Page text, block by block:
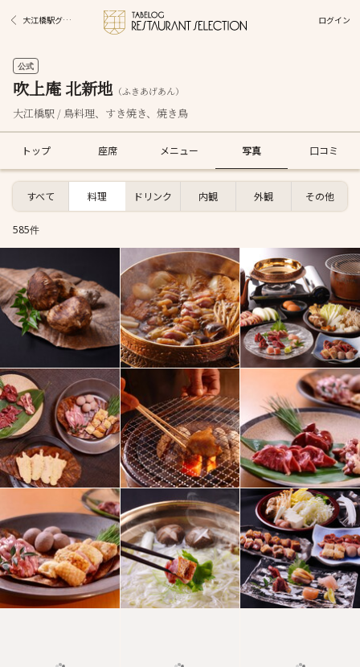
大江橋駅グルメ ログイン
公式
吹上庵 北新地 （ふきあげあん）
大江橋駅 / 鳥料理、すき焼き、焼き鳥
トップ 座席 メニュー 写真 口コミ
すべて 料理 ドリンク 内観 外観 その他
585件